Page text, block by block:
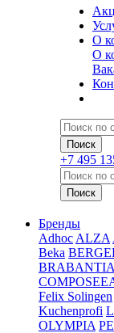
О
О
+7 495
Бренды
Adhoc ALZA
Beka
BRABANTIA
Felix Solingen
Kuchenprofi
OLYMPIA